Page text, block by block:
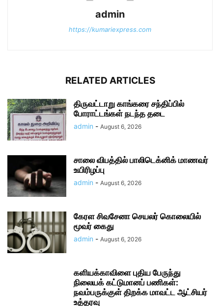
admin
https://kumariexpress.com
RELATED ARTICLES
திருவட்டாறு காங்கரை சந்திப்பில்
போராட்டங்கள் நடந்த தடை
admin - August 6, 2026
சாலை விபத்தில் பாலிடெக்னிக் மாணவர்
உயிரிழப்பு
admin - August 6, 2026
கேரள சிவசேனா செயலர் கொலையில்
மூவர் கைது
admin - August 6, 2026
களியக்காவிளை புதிய பேருந்து
நிலையக் கட்டுமானப் பணிகள்:
நவம்பருக்குள் திறக்க மாவட்ட ஆட்சியர்
உத்தரவு